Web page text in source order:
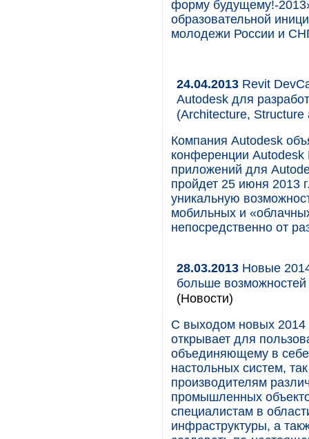
форму будущему!-
образовательной
молодежи России и
24.04.2013 Revit
Autodesk для
(Architecture, Structure
Компания Autodesk
конференции Autodesk
приложений для
пройдет 25 июня 2013
уникальную
мобильных и
непосредственно от
28.03.2013 Новые
больше
(Новости)
С выходом новых 2014
открывает для
объединяющему в
настольных систем,
производителям
промышленных
специалистам в
инфраструктуры, а